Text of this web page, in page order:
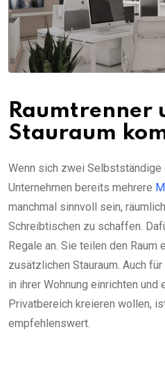
Raumtrenner
Stauraum
Wenn sich zwei Selbstständige
Unternehmen bereits mehrere
manchmal sinnvoll sein,
Schreibtischen zu schaffen.
Regale an. Sie teilen den Raum
zusätzlichen Stauraum. Auch
in ihrer Wohnung einrichten und
Privatbereich kreieren wollen,
empfehlenswert.